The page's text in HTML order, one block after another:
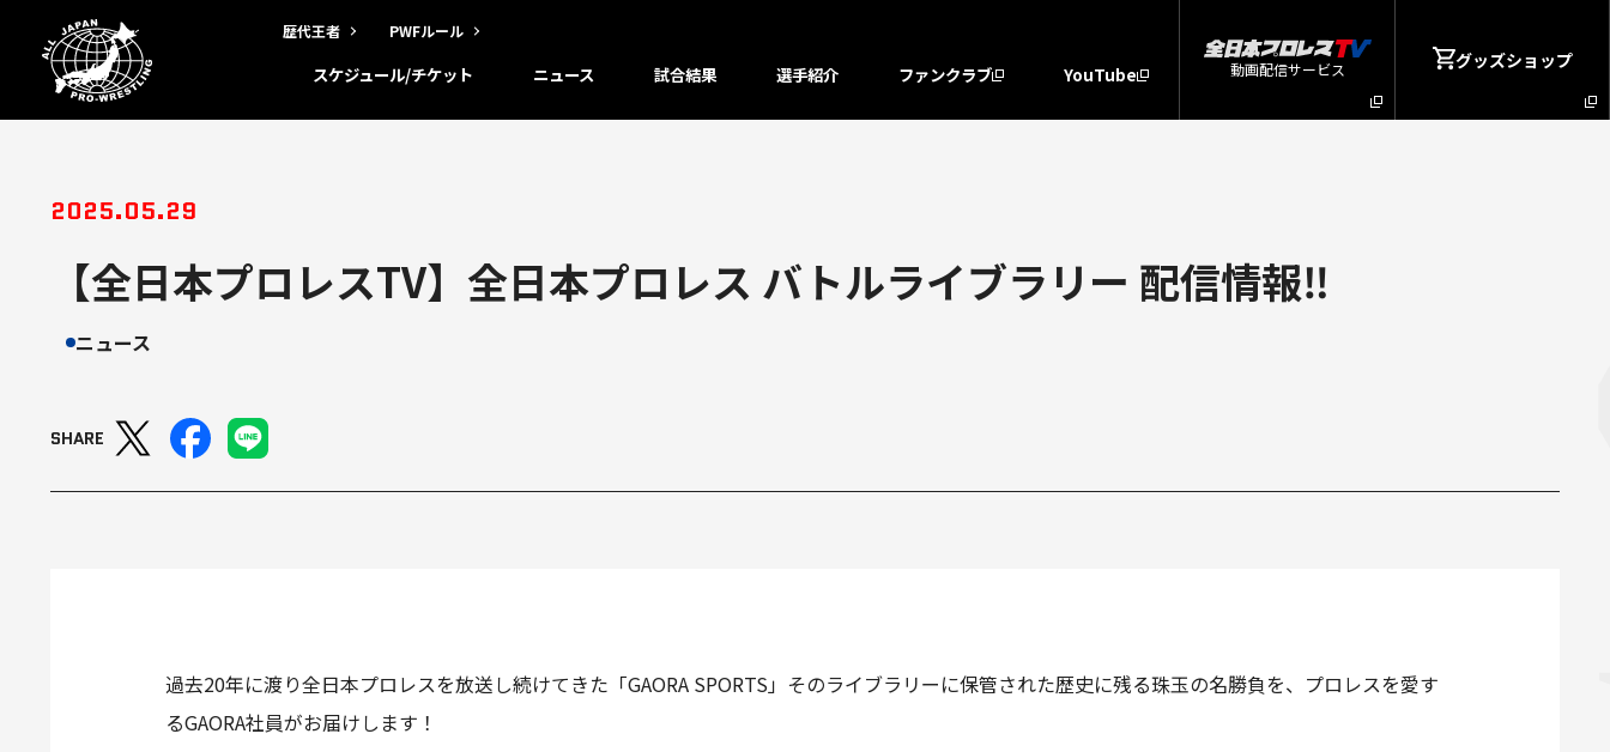
歴代王者 PWFルール
スケジュール/チケット ニュース 試合結果 選手紹介 ファンクラブ YouTube 動画配信サービス グッズショップ
2025.05.29
【全日本プロレスTV】全日本プロレス バトルライブラリー 配信情報‼
ニュース
SHARE
過去20年に渡り全日本プロレスを放送し続けてきた「GAORA SPORTS」そのライブラリーに保管された歴史に残る珠玉の名勝負を、プロレスを愛す
るGAORA社員がお届けします！